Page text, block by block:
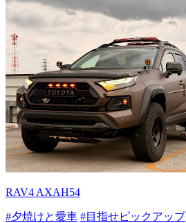
RAV4 AXAH54
#夕焼けと愛車 #目指せピックアップ